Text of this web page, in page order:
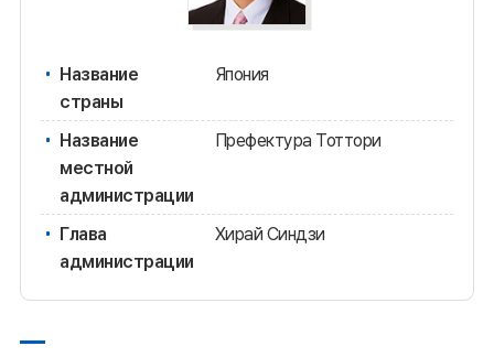
Название
страны
Япония
Название
местной
администрации
Префектура Тоттори
Глава
администрации
Хирай Синдзи